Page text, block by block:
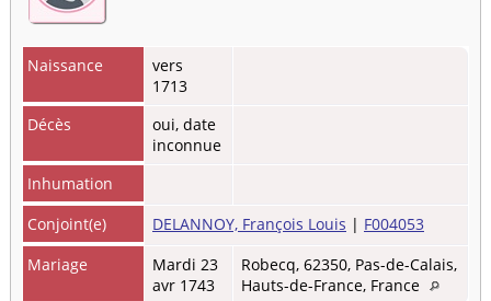
Naissance
vers
1713
Décès
oui, date
inconnue
Inhumation
Conjoint(e)
DELANNOY, François Louis | F004053
Mariage
Mardi 23
avr 1743
Robecq, 62350, Pas-de-Calais,
Hauts-de-France, France